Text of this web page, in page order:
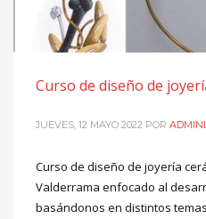
Curso de diseño de
JUEVES, 12 MAYO 2022 POR
Curso de diseño de joyería
Valderrama enfocado al
basándonos en distintos